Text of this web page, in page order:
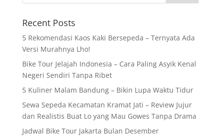
Recent Posts
5 Rekomendasi Kaos Kaki Bersepeda – Ternyata Ada
Versi Murahnya Lho!
Bike Tour Jelajah Indonesia – Cara Paling Asyik Kenal
Negeri Sendiri Tanpa Ribet
5 Kuliner Malam Bandung – Bikin Lupa Waktu Tidur
Sewa Sepeda Kecamatan Kramat Jati – Review Jujur
dan Realistis Buat Lo yang Mau Gowes Tanpa Drama
Jadwal Bike Tour Jakarta Bulan Desember